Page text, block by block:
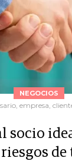
NEGOCIOS
empresa,
socio
de